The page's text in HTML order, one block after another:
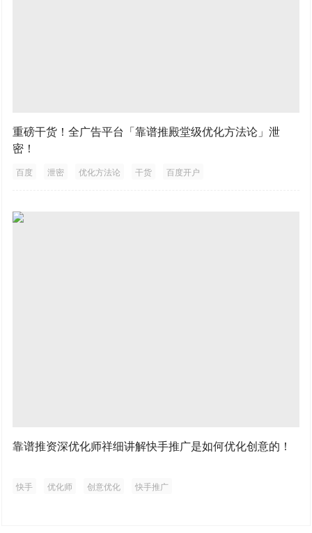
重磅干货！全广告平台「靠谱推殿堂级优化方法论」泄
密！
百度 泄密 优化方法论 干货 百度开户
靠谱推资深优化师祥细讲解快手推广是如何优化创意的！
快手 优化师 创意优化 快手推广